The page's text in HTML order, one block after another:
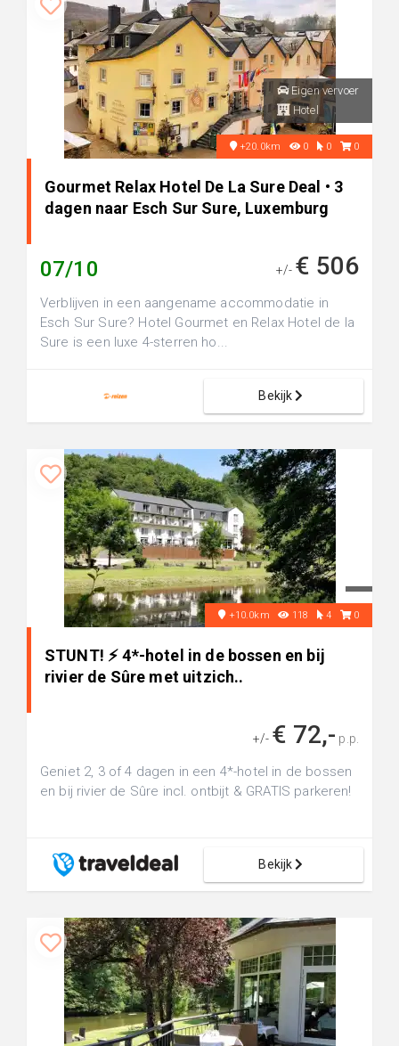
Eigen vervoer
Hotel
+20.0km 0 0 0
Gourmet Relax Hotel De La Sure Deal • 3
dagen naar Esch Sur Sure, Luxemburg
07/10 +/- € 506
Verblijven in een aangename accommodatie in
Esch Sur Sure? Hotel Gourmet en Relax Hotel de la
Sure is een luxe 4-sterren ho...
Bekijk
+10.0km 118 4 0
STUNT! ⚡ 4*-hotel in de bossen en bij
rivier de Sûre met uitzich..
+/- € 72,- p.p.
Geniet 2, 3 of 4 dagen in een 4*-hotel in de bossen
en bij rivier de Sûre incl. ontbijt & GRATIS parkeren!
Bekijk